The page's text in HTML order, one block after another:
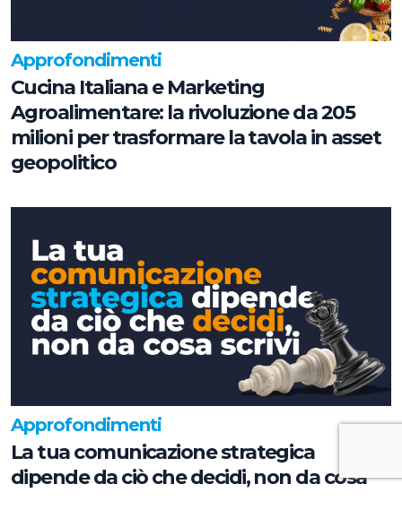
Approfondimenti
Cucina Italiana e Marketing
Agroalimentare: la rivoluzione da 205
milioni per trasformare la tavola in asset
geopolitico
Approfondimenti
La tua comunicazione strategica
dipende da ciò che decidi, non da cosa